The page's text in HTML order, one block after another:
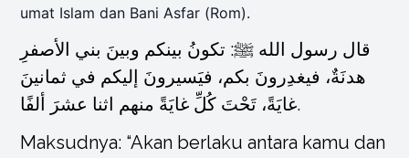
umat Islam dan Bani Asfar (Rom).
قال رسول الله ﷺ: تكونُ بينكم وبينَ بني الأصفرِ
هدنَةٌ، فيغدِرونَ بكم، فيَسيرونَ إليكم في ثمانينَ
غايَةً، تَحْتَ كُلِّ غايَةً منهم اثنا عشرَ ألفًا.
Maksudnya: “Akan berlaku antara kamu dan